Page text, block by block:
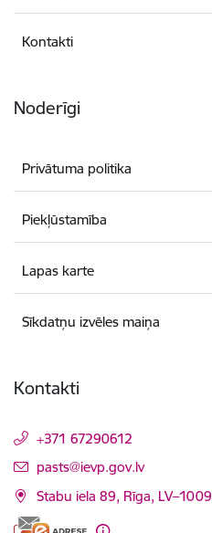
Kontakti
Noderīgi
Privātuma politika
Piekļūstamība
Lapas karte
Sīkdatņu izvēles maiņa
Kontakti
+371 67290612
E-pasts:
pasts@ievp.gov.lv
Stabu iela 89, Rīga, LV–1009